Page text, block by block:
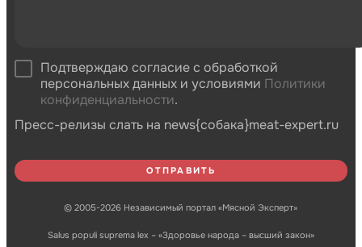
Подтверждаю согласие с обработкой
персональных данных и условиями Политики
конфиденциальности.
Пресс-релизы слать на news{собака}meat-expert.ru
© 2005-2026 Независимый портал «Мясной Эксперт»
Salus populi suprema lex – «Здоровье народа – высший закон»